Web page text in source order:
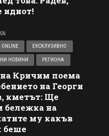
идиот!
ONLINE
ЕКСКЛУЗИВНО
НОВИНИ РЕГИОНА
Кричим поема
на Георги
кметът: Ще
бележка на
му какъв
беше